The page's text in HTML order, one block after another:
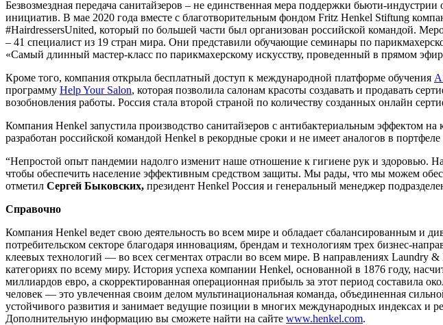
Безвозмездная передача санитайзеров – не единственная мера поддержки бьюти-
инициатив. В мае 2020 года вместе с благотворительным фондом Fritz Henkel Stiftung
#HairdressersUnited, который по большей части был организован российской командой.
– 41 специалист из 19 стран мира. Они представили обучающие семинары по
«Самый длинный мастер-класс по парикмахерскому искусству, проведенный в прямом
Кроме того, компания открыла бесплатный доступ к международной платформе обучения
программу Help Your Salon, которая позволила салонам красоты создавать и продавать
возобновления работы. Россия стала второй страной по количеству созданных онлайн
Компания Henkel запустила производство санитайзеров с антибактериальным эффектом
разработан российской командой Henkel в рекордные сроки и не имеет аналогов в
“Непростой опыт пандемии надолго изменит наше отношение к гигиене рук и здоровью.
чтобы обеспечить население эффективным средством защиты. Мы рады, что мы можем
отметил Сергей Быковских, президент Henkel Россия и генеральный менеджер
Справочно
Компания Henkel ведет свою деятельность во всем мире и обладает сбалансированным
потребительском секторе благодаря инновациям, брендам и технологиям трех бизнес-
клеевых технологий — во всех сегментах отрасли во всем мире. В направлениях
категориях по всему миру. История успеха компании Henkel, основанной в 1876 году,
миллиардов евро, а скорректированная операционная прибыль за этот период составила
человек — это увлеченная своим делом мультинациональная команда, объединенная
устойчивого развития и занимает ведущие позиции в многих международных индексах
Дополнительную информацию вы сможете найти на сайте www.henkel.com.